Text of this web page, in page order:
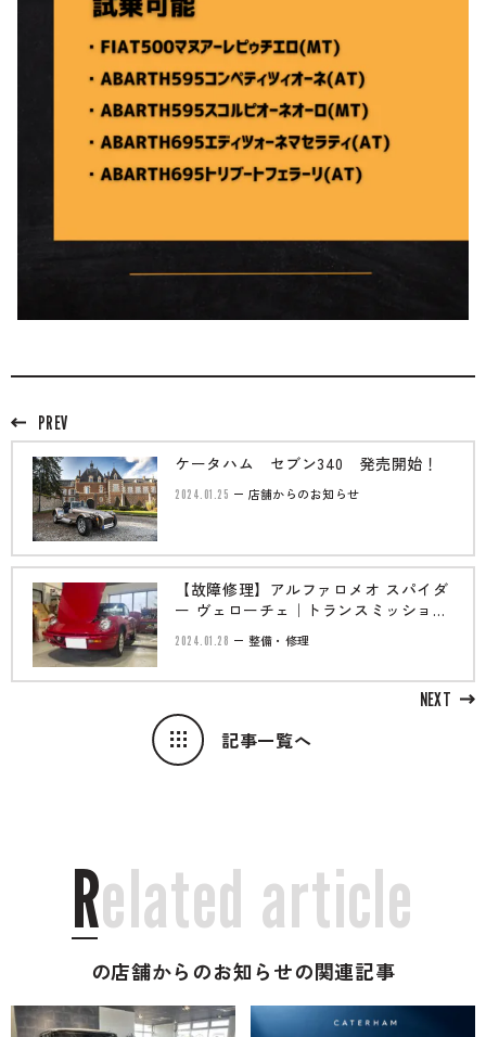
PREV
ケータハム セブン340 発売開始！
2024.01.25 店舗からのお知らせ
記事一覧へ
NEXT
【故障修理】アルファロメオ スパイダ
ー ヴェローチェ｜トランスミッション
オイル漏れ修理、その他
2024.01.28 整備・修理
Related article
の店舗からのお知らせの関連記事